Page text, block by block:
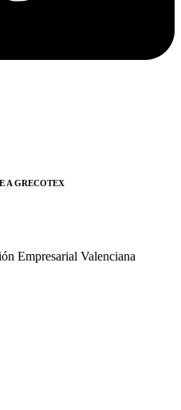
A GRECOTEX
Empresarial Valenciana